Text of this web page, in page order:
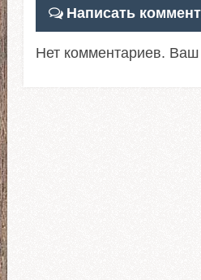
Написать
Нет комментариев.